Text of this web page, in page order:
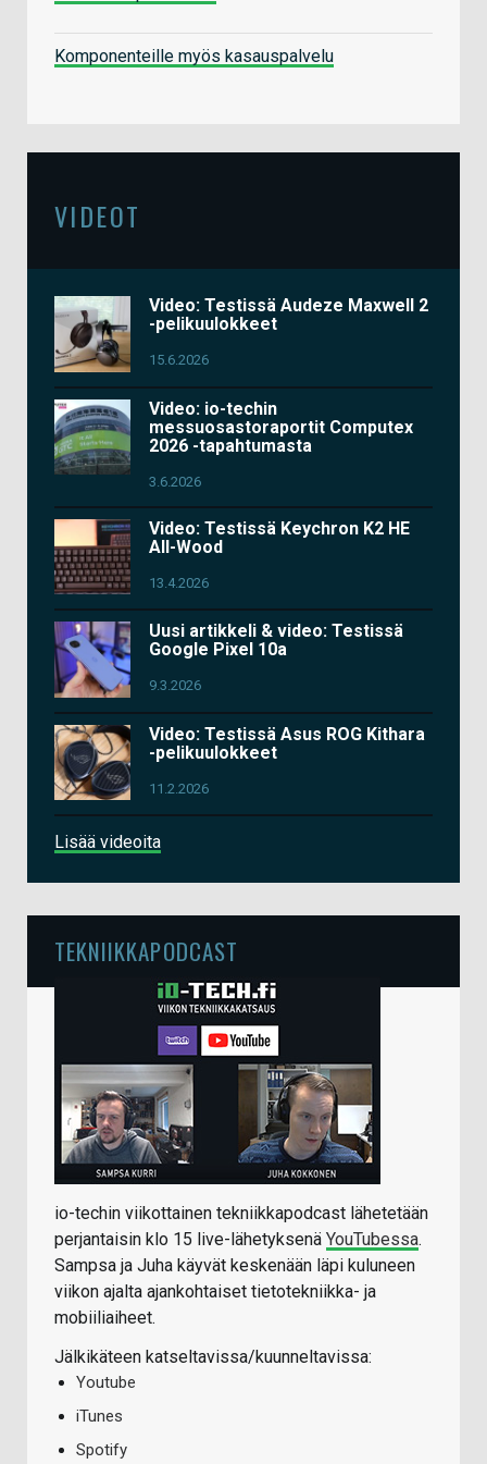
Komponenteille myös kasauspalvelu
VIDEOT
Video: Testissä Audeze Maxwell 2
-pelikuulokkeet
15.6.2026
Video: io-techin
messuosastoraportit Computex
2026 -tapahtumasta
3.6.2026
Video: Testissä Keychron K2 HE
All-Wood
13.4.2026
Uusi artikkeli & video: Testissä
Google Pixel 10a
9.3.2026
Video: Testissä Asus ROG Kithara
-pelikuulokkeet
11.2.2026
Lisää videoita
TEKNIIKKAPODCAST
io-techin viikottainen tekniikkapodcast lähetetään
perjantaisin klo 15 live-lähetyksenä YouTubessa.
Sampsa ja Juha käyvät keskenään läpi kuluneen
viikon ajalta ajankohtaiset tietotekniikka- ja
mobiiliaiheet.
Jälkikäteen katseltavissa/kuunneltavissa:
Youtube
iTunes
Spotify